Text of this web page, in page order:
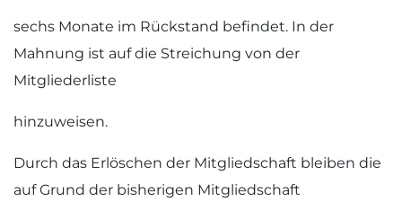
sechs Monate im Rückstand befindet. In der
Mahnung ist auf die Streichung von der
Mitgliederliste
hinzuweisen.
Durch das Erlöschen der Mitgliedschaft bleiben die
auf Grund der bisherigen Mitgliedschaft